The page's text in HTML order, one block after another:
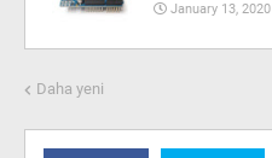
January 13, 2020
Daha yeni